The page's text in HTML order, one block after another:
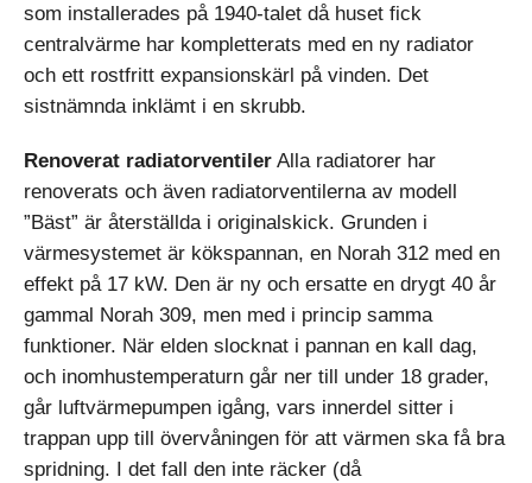
som installerades på 1940-talet då huset fick
centralvärme har kompletterats med en ny radiator
och ett rostfritt expansionskärl på vinden. Det
sistnämnda inklämt i en skrubb.
Renoverat radiatorventiler Alla radiatorer har
renoverats och även radiatorventilerna av modell
”Bäst” är återställda i originalskick. Grunden i
värmesystemet är kökspannan, en Norah 312 med en
effekt på 17 kW. Den är ny och ersatte en drygt 40 år
gammal Norah 309, men med i princip samma
funktioner. När elden slocknat i pannan en kall dag,
och inomhustemperaturn går ner till under 18 grader,
går luftvärmepumpen igång, vars innerdel sitter i
trappan upp till övervåningen för att värmen ska få bra
spridning. I det fall den inte räcker (då